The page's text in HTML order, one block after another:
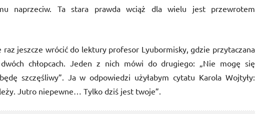
naprzeciw. Ta stara prawda wciąż dla wielu jest przewrotem
raz jeszcze wrócić do lektury profesor Lyubormisky, gdzie przytaczana
chłopcach. Jeden z nich mówi do drugiego: „Nie mogę się
szczęśliwy”. Ja w odpowiedzi użyłabym cytatu Karola Wojtyły:
Jutro niepewne… Tylko dziś jest twoje”.